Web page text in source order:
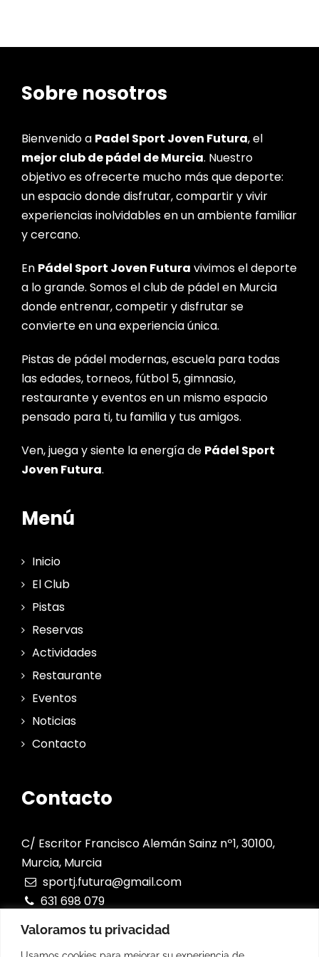
Valoramos tu privacidad
Sobre nosotros
Bienvenido a Padel Sport Joven Futura, el
mejor club de pádel de Murcia. Nuestro
objetivo es ofrecerte mucho más que deporte:
un espacio donde disfrutar, compartir y vivir
experiencias inolvidables en un ambiente familiar
y cercano.
En Pádel Sport Joven Futura vivimos el deporte
a lo grande. Somos el club de pádel en Murcia
donde entrenar, competir y disfrutar se
convierte en una experiencia única.
Pistas de pádel modernas, escuela para todas
las edades, torneos, fútbol 5, gimnasio,
restaurante y eventos en un mismo espacio
pensado para ti, tu familia y tus amigos.
Ven, juega y siente la energía de Pádel Sport
Joven Futura.
Menú
Inicio
El Club
Pistas
Reservas
Actividades
Restaurante
Eventos
Noticias
Contacto
Contacto
C/ Escritor Francisco Alemán Sainz nº1, 30100,
Murcia, Murcia
sportj.futura@gmail.com
631 698 079